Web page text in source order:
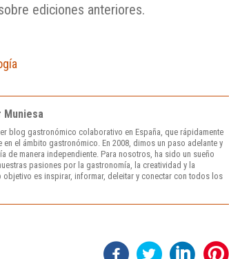
ediciones anteriores.
Muniesa
blog gastronómico colaborativo en España, que rápidamente
en el ámbito gastronómico. En 2008, dimos un paso adelante y
de manera independiente. Para nosotros, ha sido un sueño
pasiones por la gastronomía, la creatividad y la
objetivo es inspirar, informar, deleitar y conectar con todos los